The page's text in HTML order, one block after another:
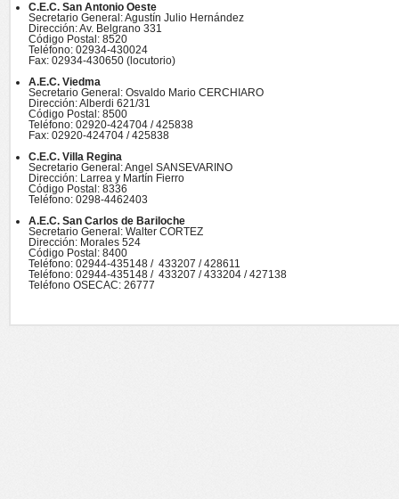
C.E.C. San Antonio Oeste
Secretario General: Agustín Julio Hernández
Dirección: Av. Belgrano 331
Código Postal: 8520
Teléfono: 02934-430024
Fax: 02934-430650 (locutorio)
A.E.C. Viedma
Secretario General: Osvaldo Mario CERCHIARO
Dirección: Alberdi 621/31
Código Postal: 8500
Teléfono: 02920-424704 / 425838
Fax: 02920-424704 / 425838
C.E.C. Villa Regina
Secretario General: Angel SANSEVARINO
Dirección: Larrea y Martín Fierro
Código Postal: 8336
Teléfono: 0298-4462403
A.E.C. San Carlos de Bariloche
Secretario General: Walter CORTEZ
Dirección: Morales 524
Código Postal: 8400
Teléfono: 02944-435148 / 433207 / 428611
Teléfono: 02944-435148 / 433207 / 433204 / 427138
Teléfono OSECAC: 26777